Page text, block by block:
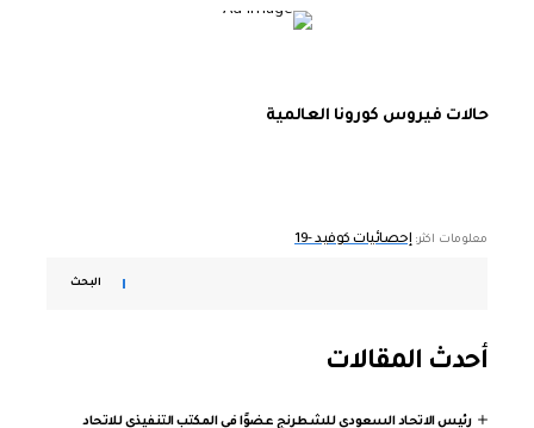
حالات فيروس كورونا العالمية
معلومات اكثر: إحصائيات كوفيد -19
البحث
أحدث المقالات
رئيس الاتحاد السعودي للشطرنج عضوًا في المكتب التنفيذي للاتحاد